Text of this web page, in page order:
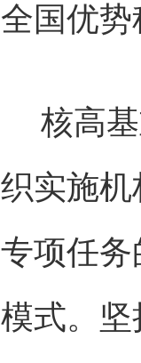
全国优
核高基
织实施
专项任
模式。